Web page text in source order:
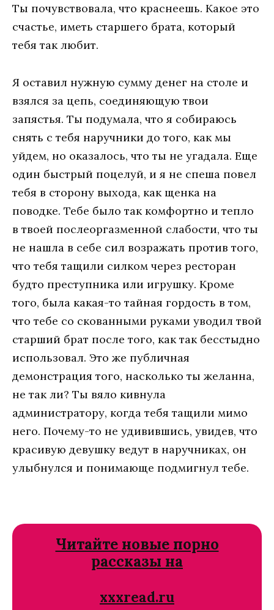
Ты почувствовала, что краснеешь. Какое это
счастье, иметь старшего брата, который
тебя так любит.
Я оставил нужную сумму денег на столе и
взялся за цепь, соединяющую твои
запястья. Ты подумала, что я собираюсь
снять с тебя наручники до того, как мы
уйдем, но оказалось, что ты не угадала. Еще
один быстрый поцелуй, и я не спеша повел
тебя в сторону выхода, как щенка на
поводке. Тебе было так комфортно и тепло
в твоей послеоргазменной слабости, что ты
не нашла в себе сил возражать против того,
что тебя тащили силком через ресторан
будто преступника или игрушку. Кроме
того, была какая-то тайная гордость в том,
что тебе со скованными руками уводил твой
старший брат после того, как так бесстыдно
использовал. Это же публичная
демонстрация того, насколько ты желанна,
не так ли? Ты вяло кивнула
администратору, когда тебя тащили мимо
него. Почему-то не удивившись, увидев, что
красивую девушку ведут в наручниках, он
улыбнулся и понимающе подмигнул тебе.
Читайте новые порно
рассказы на
xxxread.ru